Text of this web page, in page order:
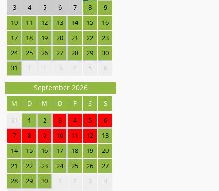
3
4 5 6 7 8
9
10
11 12 13 14 15
16
17
18 19 20 21 22
23
24
25 26 27 28 29
30
31
1 2 3 4 5 6
September 2026
M D M D F S
S
31
1 2 3 4 5
6
7
8 9 10 11 12
13
14
15 16 17 18 19
20
21
22 23 24 25 26
27
28
29 30 1 2 3
4